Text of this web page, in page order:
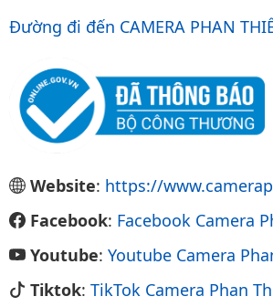
Đường đi đến CAMERA PHAN
Website: https://
Facebook: Facebook Camera
Youtube: Youtube Camera
Tiktok: TikTok Camera Phan